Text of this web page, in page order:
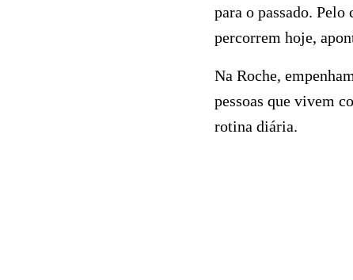
para o passado.
percorrem hoje,
Na Roche,
pessoas que vivem
rotina diária.